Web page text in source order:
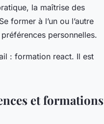
la maîtrise des
former à l’un ou l’autre
personnelles.
: formation react. Il est
et formations